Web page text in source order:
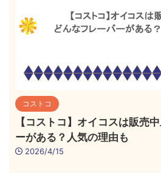
コストコ
【コストコ】オイコスは販売
ーがある？人気の理由も
2026/4/15